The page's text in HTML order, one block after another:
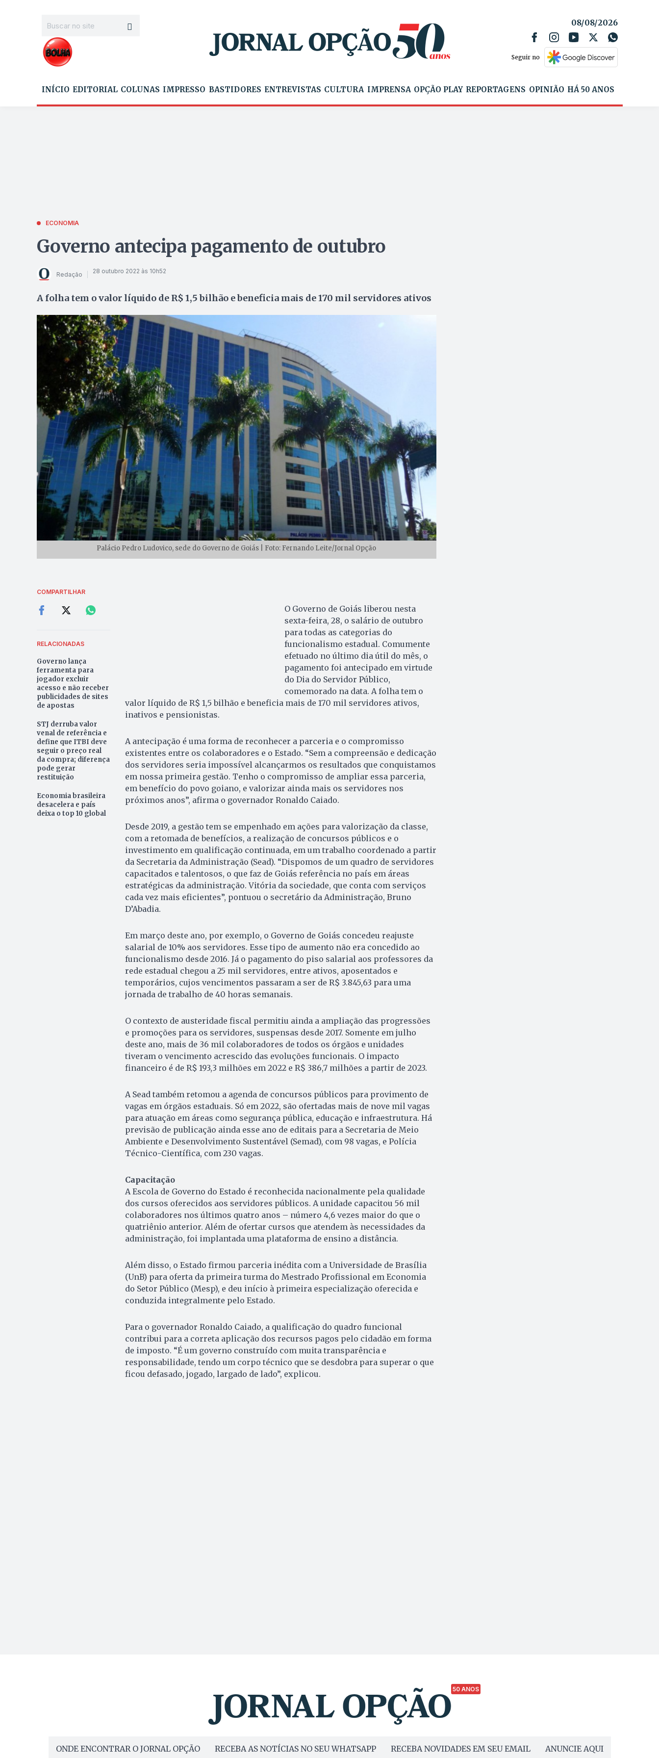
08/08/2026
Seguir no
INÍCIO EDITORIAL COLUNAS IMPRESSO BASTIDORES ENTREVISTAS CULTURA IMPRENSA OPÇÃO PLAY REPORTAGENS OPINIÃO HÁ 50 ANOS
ECONOMIA
Governo antecipa pagamento de outubro
Redação 28 outubro 2022 às 10h52
A folha tem o valor líquido de R$ 1,5 bilhão e beneficia mais de 170 mil servidores ativos
Palácio Pedro Ludovico, sede do Governo de Goiás | Foto: Fernando Leite/Jornal Opção
COMPARTILHAR
RELACIONADAS
Governo lança
ferramenta para
jogador excluir
acesso e não receber
publicidades de sites
de apostas
STJ derruba valor
venal de referência e
define que ITBI deve
seguir o preço real
da compra; diferença
pode gerar
restituição
Economia brasileira
desacelera e país
deixa o top 10 global
O Governo de Goiás liberou nesta
sexta-feira, 28, o salário de outubro
para todas as categorias do
funcionalismo estadual. Comumente
efetuado no último dia útil do mês, o
pagamento foi antecipado em virtude
do Dia do Servidor Público,
comemorado na data. A folha tem o
valor líquido de R$ 1,5 bilhão e beneficia mais de 170 mil servidores ativos,
inativos e pensionistas.
A antecipação é uma forma de reconhecer a parceria e o compromisso
existentes entre os colaboradores e o Estado. “Sem a compreensão e dedicação
dos servidores seria impossível alcançarmos os resultados que conquistamos
em nossa primeira gestão. Tenho o compromisso de ampliar essa parceria,
em benefício do povo goiano, e valorizar ainda mais os servidores nos
próximos anos”, afirma o governador Ronaldo Caiado.
Desde 2019, a gestão tem se empenhado em ações para valorização da classe,
com a retomada de benefícios, a realização de concursos públicos e o
investimento em qualificação continuada, em um trabalho coordenado a partir
da Secretaria da Administração (Sead). “Dispomos de um quadro de servidores
capacitados e talentosos, o que faz de Goiás referência no país em áreas
estratégicas da administração. Vitória da sociedade, que conta com serviços
cada vez mais eficientes”, pontuou o secretário da Administração, Bruno
D’Abadia.
Em março deste ano, por exemplo, o Governo de Goiás concedeu reajuste
salarial de 10% aos servidores. Esse tipo de aumento não era concedido ao
funcionalismo desde 2016. Já o pagamento do piso salarial aos professores da
rede estadual chegou a 25 mil servidores, entre ativos, aposentados e
temporários, cujos vencimentos passaram a ser de R$ 3.845,63 para uma
jornada de trabalho de 40 horas semanais.
O contexto de austeridade fiscal permitiu ainda a ampliação das progressões
e promoções para os servidores, suspensas desde 2017. Somente em julho
deste ano, mais de 36 mil colaboradores de todos os órgãos e unidades
tiveram o vencimento acrescido das evoluções funcionais. O impacto
financeiro é de R$ 193,3 milhões em 2022 e R$ 386,7 milhões a partir de 2023.
A Sead também retomou a agenda de concursos públicos para provimento de
vagas em órgãos estaduais. Só em 2022, são ofertadas mais de nove mil vagas
para atuação em áreas como segurança pública, educação e infraestrutura. Há
previsão de publicação ainda esse ano de editais para a Secretaria de Meio
Ambiente e Desenvolvimento Sustentável (Semad), com 98 vagas, e Polícia
Técnico-Científica, com 230 vagas.
Capacitação
A Escola de Governo do Estado é reconhecida nacionalmente pela qualidade
dos cursos oferecidos aos servidores públicos. A unidade capacitou 56 mil
colaboradores nos últimos quatro anos – número 4,6 vezes maior do que o
quatriênio anterior. Além de ofertar cursos que atendem às necessidades da
administração, foi implantada uma plataforma de ensino a distância.
Além disso, o Estado firmou parceria inédita com a Universidade de Brasília
(UnB) para oferta da primeira turma do Mestrado Profissional em Economia
do Setor Público (Mesp), e deu início à primeira especialização oferecida e
conduzida integralmente pelo Estado.
Para o governador Ronaldo Caiado, a qualificação do quadro funcional
contribui para a correta aplicação dos recursos pagos pelo cidadão em forma
de imposto. “É um governo construído com muita transparência e
responsabilidade, tendo um corpo técnico que se desdobra para superar o que
ficou defasado, jogado, largado de lado”, explicou.
50 ANOS
ONDE ENCONTRAR O JORNAL OPÇÃO RECEBA AS NOTÍCIAS NO SEU WHATSAPP RECEBA NOVIDADES EM SEU EMAIL ANUNCIE AQUI